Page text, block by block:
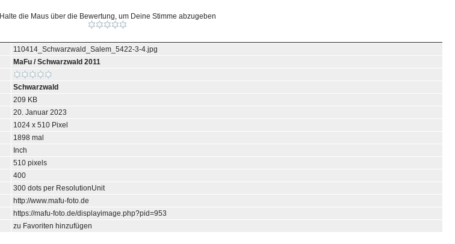
Halte die Maus über die Bewertung, um Deine Stimme abzugeben
110414_Schwarzwald_Salem_5422-3-4.jpg
MaFu /Schwarzwald 2011
Schwarzwald
209 KB
20. Januar 2023
1024 x 510 Pixel
1898 mal
Inch
510 pixels
400
300 dots per ResolutionUnit
http://www.mafu-foto.de
https://mafu-foto.de/displayimage.php?pid=953
zu Favoriten hinzufügen